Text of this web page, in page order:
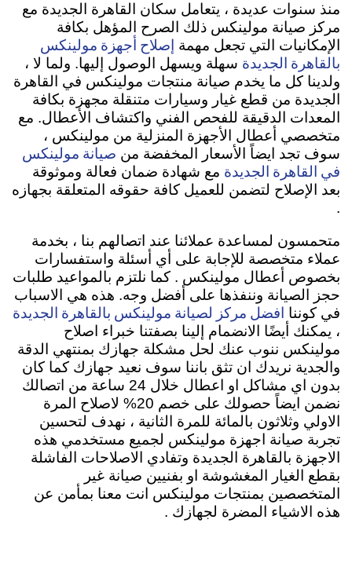
منذ سنوات عديدة ، يتعامل سكان القاهرة الجديدة مع
مركز صيانة مولينكس ذلك الصرح المؤهل بكافة
الإمكانيات التي تجعل مهمة إصلاح أجهزة مولينكس
بالقاهرة الجديدة سهلة ويسهل الوصول إليها. ولما لا ،
ولدينا كل ما يخدم صيانة منتجات مولينكس في القاهرة
الجديدة من قطع غيار وسيارات متنقلة مجهزة بكافة
المعدات الدقيقة للفحص الفني واكتشاف الأعطال. مع
متخصصي أعطال الأجهزة المنزلية من مولينكس ،
سوف تجد ايضاً الأسعار المخفضة من صيانة مولينكس
في القاهرة الجديدة مع شهادة ضمان فعالة وموثوقة
بعد الإصلاح لتضمن للعميل كافة حقوقه المتعلقة بجهازه
.
متحمسون لمساعدة عملائنا عند اتصالهم بنا ، بخدمة
عملاء متخصصة للإجابة على أي أسئلة واستفسارات
بخصوص أعطال مولينكس . كما نلتزم بالمواعيد طلبات
حجز الصيانة وننفذها على أفضل وجه. هذه هي الاسباب
في كوننا افضل مركز لصيانة مولينكس بالقاهرة الجديدة
، يمكنك أيضًا الانضمام إلينا بصفتنا خبراء اصلاح
مولينكس ننوب عنك لحل مشكلة جهازك بمنتهي الدقة
والجدية نريدك ان تثق باننا سوف نعيد جهازك كما كان
بدون اي مشاكل او اعطال خلال 24 ساعة من اتصالك
نضمن ايضاً حصولك على خصم 20% لاصلاح المرة
الاولي وثلاثون بالمائة للمرة الثانية ، نهدف لتحسين
تجربة صيانة اجهزة مولينكس لجميع مستخدمي هذه
الاجهزة بالقاهرة الجديدة وتفادي الاصلاحات الفاشلة
بقطع الغيار المغشوشة او بفنيين صيانة غير
المتخصصين بمنتجات مولينكس انت معنا بمأمن عن
هذه الاشياء المضرة لجهازك .